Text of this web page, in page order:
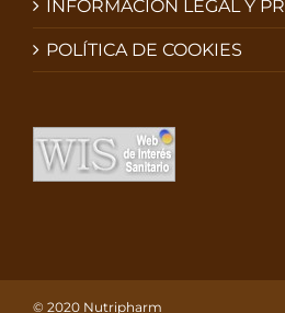
INFORMACIÓN LEGAL Y
POLÍTICA DE COOKIES
© 2020 Nutripharm